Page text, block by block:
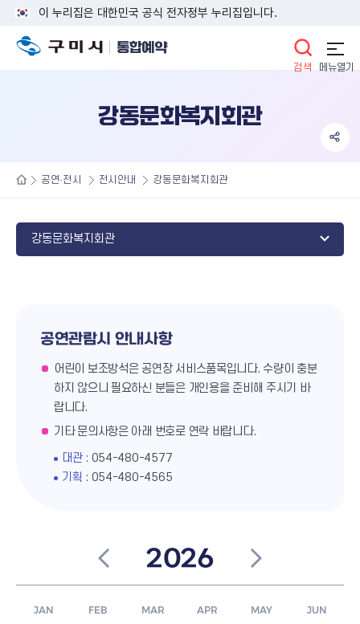
이 누리집은 대한민국 공식 전자정부 누리집입니다.
통합예약
통합검색
강동문화복지회관
공연·전시 전시안내 강동문화복지회관
강동문화복지회관
공연관람시 안내사항
어린이 보조방석은 공연장 서비스품목입니다. 수량이 충분
하지 않으니 필요하신 분들은 개인용을 준비해 주시기 바
랍니다.
기타 문의사항은 아래 번호로 연락 바랍니다.
대관 : 054-480-4577
기획 : 054-480-4565
2026
JAN FEB MAR APR MAY JUN